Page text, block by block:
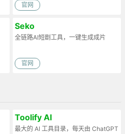
官网
Seko
全链路AI短剧工具，一键生成成片
官网
Toolify AI
最大的 AI 工具目录，每天由 ChatGPT